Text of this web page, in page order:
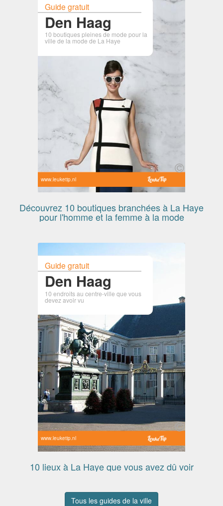
Guide gratuit
Den Haag
10 boutiques pleines de mode pour la
ville de la mode de La Haye
www.leuketip.nl
Découvrez 10 boutiques branchées à La Haye
pour l'homme et la femme à la mode
Guide gratuit
Den Haag
10 endroits au centre-ville que vous
devez avoir vu
www.leuketip.nl
10 lieux à La Haye que vous avez dû voir
Tous les guides de la ville